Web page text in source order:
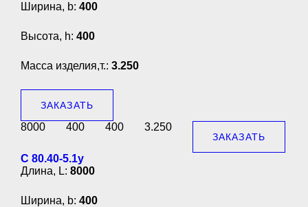
Ширина, b: 400
Высота, h: 400
Масса изделия,т.: 3.250
ЗАКАЗАТЬ
8000 400 400 3.250
ЗАКАЗАТЬ
С 80.40-5.1у
Длина, L: 8000
Ширина, b: 400